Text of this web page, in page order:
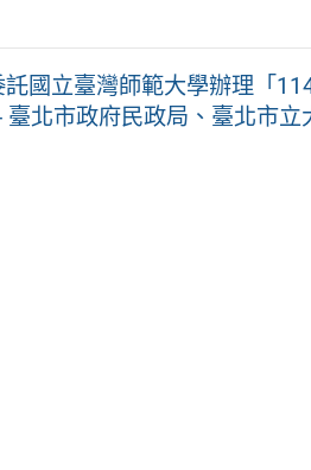
國立臺灣師範大學辦理「
臺北市政府民政局、臺北市立